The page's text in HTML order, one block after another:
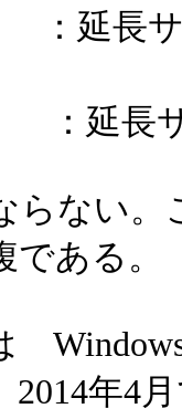
延長サ
延長サ
らない。
ある。
2014年4